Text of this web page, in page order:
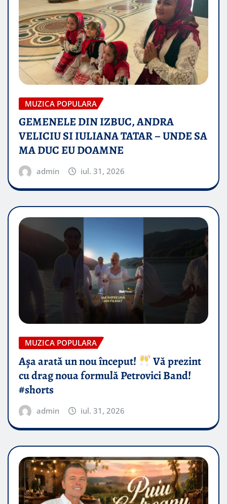
MUZICA POPULARA
GEMENELE DIN IZBUC, ANDRA
VELICIU SI IULIANA TATAR – UNDE SA
MA DUC EU DOAMNE
admin iul. 31, 2026
MUZICA POPULARA
Așa arată un nou început!
Vă prezint
cu drag noua formulă Petrovici Band!
#shorts
admin iul. 31, 2026